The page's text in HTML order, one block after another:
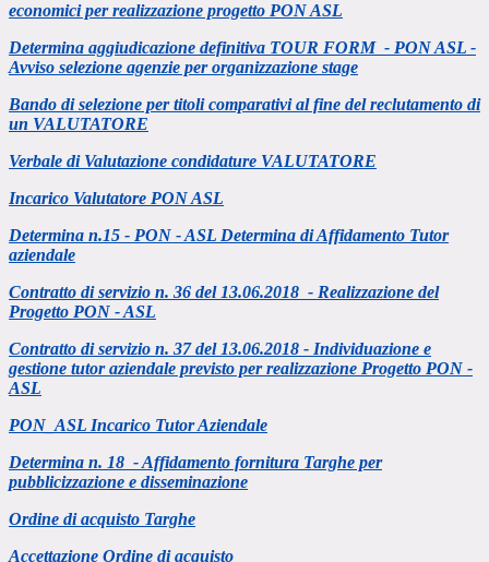
economici per realizzazione progetto PON ASL
Determina aggiudicazione definitiva TOUR FORM - PON ASL -
Avviso selezione agenzie per organizzazione stage
Bando di selezione per titoli comparativi al fine del reclutamento di
un VALUTATORE
Verbale di Valutazione condidature VALUTATORE
Incarico Valutatore PON ASL
Determina n.15 - PON - ASL Determina di Affidamento Tutor
aziendale
Contratto di servizio n. 36 del 13.06.2018 - Realizzazione del
Progetto PON - ASL
Contratto di servizio n. 37 del 13.06.2018 - Individuazione e
gestione tutor aziendale previsto per realizzazione Progetto PON -
ASL
PON_ASL Incarico Tutor Aziendale
Determina n. 18 - Affidamento fornitura Targhe per
pubblicizzazione e disseminazione
Ordine di acquisto Targhe
Accettazione Ordine di acquisto